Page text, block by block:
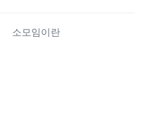
소모임이란